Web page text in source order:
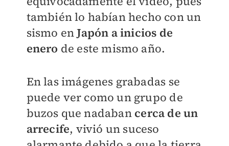
también lo habían hecho con un
sismo enJapón a inicios de
enero de este mismo año.
En las imágenes grabadas se
puede ver como un grupo de
buzos que nadaban cerca de un
arrecife, vivió un suceso